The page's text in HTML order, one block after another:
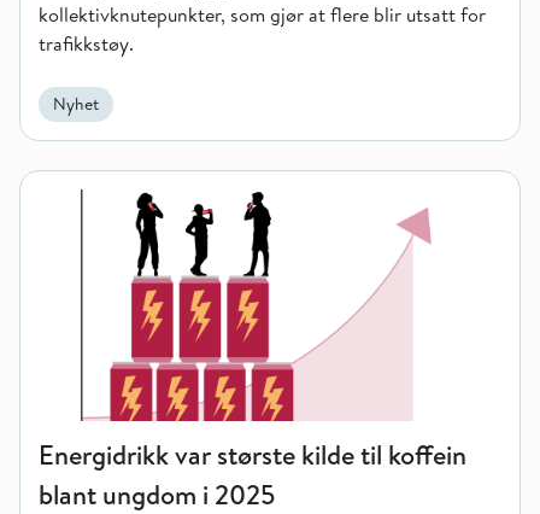
kollektivknutepunkter, som gjør at flere blir utsatt for
trafikkstøy.
Nyhet
Energidrikk var største kilde til koffein blant ungdom i 2025
Energidrikk var største kilde til koffein
blant ungdom i 2025